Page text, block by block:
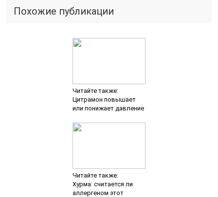
Похожие публикации
Читайте также:
Цитрамон повышает
или понижает давление
Читайте также:
Хурма: считается ли
аллергеном этот